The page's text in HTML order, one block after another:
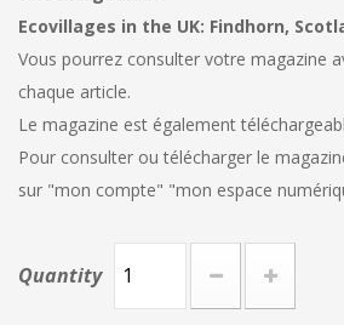
Ecovillages in the UK: Findhorn,
Vous pourrez consulter votre magazine
chaque article.
Le magazine est également
Pour consulter ou télécharger le
sur "mon compte" "mon espace
Quantity